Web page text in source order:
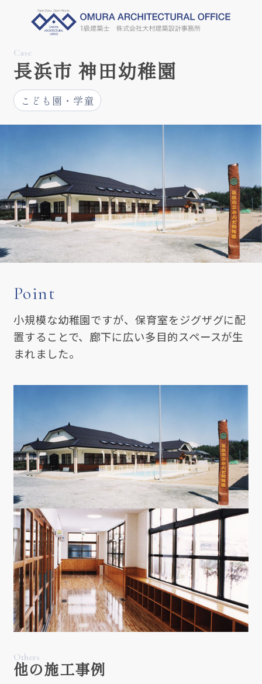
Case
長浜市 神田幼稚園
こども園・学童
Point
小規模な幼稚園ですが、保育室をジグザグに配
置することで、廊下に広い多目的スペースが生
まれました。
Others
他の施工事例